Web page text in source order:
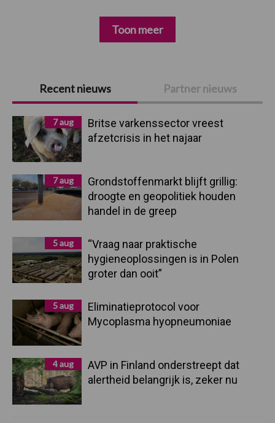
Primaire
Sidebar
Recent nieuws Partner nieuws
7 aug
Britse varkenssector vreest
afzetcrisis in het najaar
7 aug
Grondstoffenmarkt blijft grillig:
droogte en geopolitiek houden
handel in de greep
5 aug
“Vraag naar praktische
hygieneoplossingen is in Polen
groter dan ooit”
5 aug
Eliminatieprotocol voor
Mycoplasma hyopneumoniae
4 aug
AVP in Finland onderstreept dat
alertheid belangrijk is, zeker nu
Toon meer